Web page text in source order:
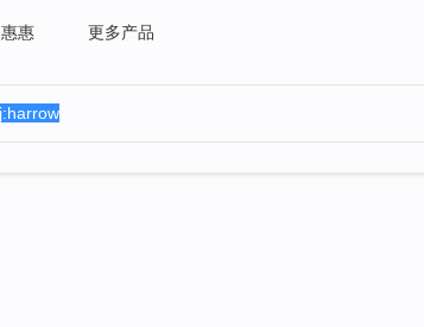
惠惠 更多产品